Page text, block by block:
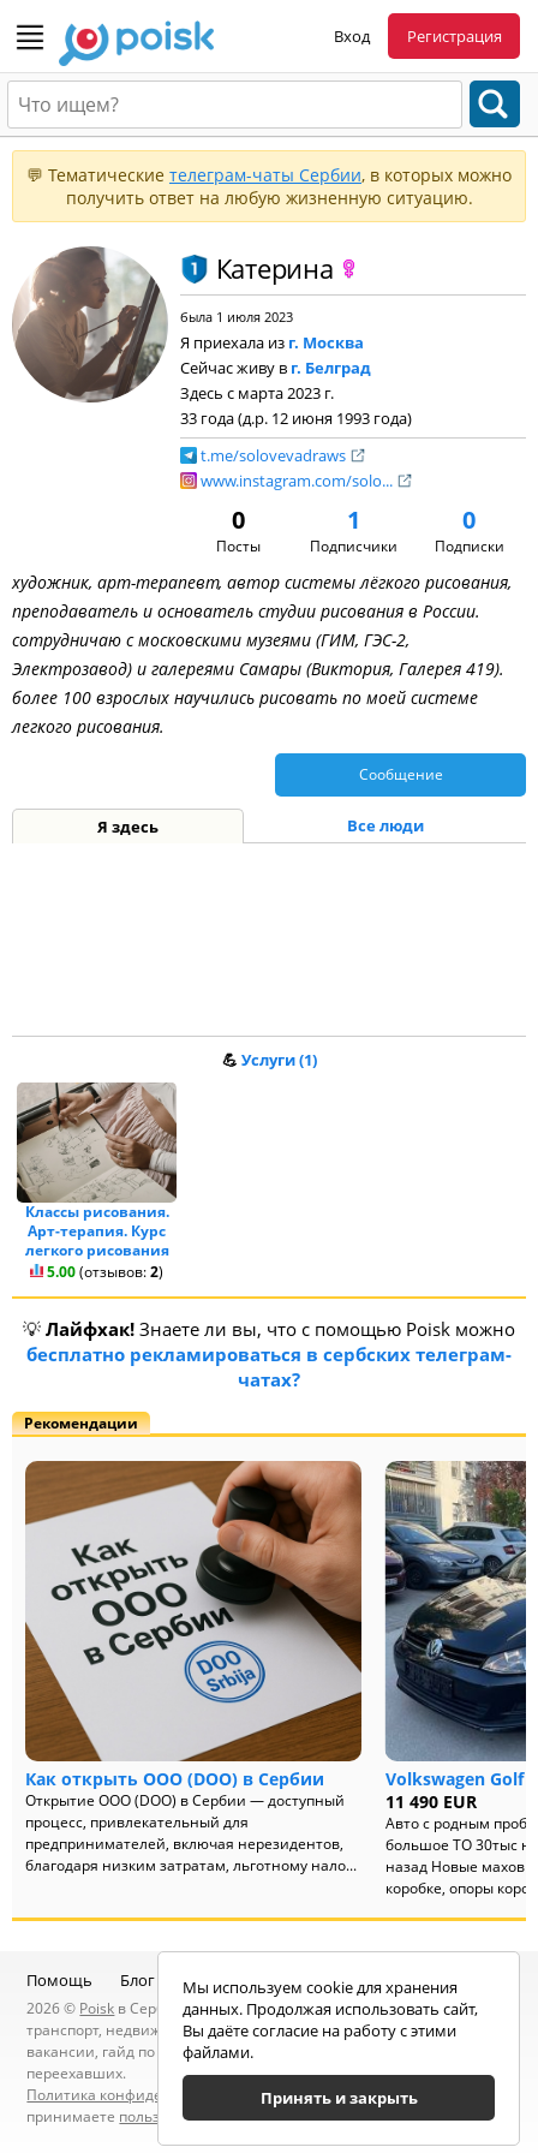
Вход Регистрация
💬 Тематические телеграм-чаты Сербии, в которых можно
получить ответ на любую жизненную ситуацию.
Катерина
была 1 июля 2023
Я приехала из г. Москва
Сейчас живу в г. Белград
Здесь с марта 2023 г.
33 года (д.р. 12 июня 1993 года)
t.me/solovevadraws
www.instagram.com/solo...
0
Посты
1
Подписчики
0
Подписки
художник, арт-терапевт, автор системы лёгкого рисования,
преподаватель и основатель студии рисования в России.
сотрудничаю с московскими музеями (ГИМ, ГЭС-2,
Электрозавод) и галереями Самары (Виктория, Галерея 419).
более 100 взрослых научились рисовать по моей системе
легкого рисования.
Сообщение
Я здесь Все люди
💪 Услуги (1)
Классы рисования.
Арт-терапия. Курс
легкого рисования
5.00(отзывов:2)
💡 Лайфхак! Знаете ли вы, что с помощью Poisk можно
бесплатно рекламироваться в сербских телеграм-
чатах?
Рекомендации
Как открыть ООО (DOO) в Сербии
Открытие ООО (DOO) в Сербии — доступный
процесс, привлекательный для
предпринимателей, включая нерезидентов,
благодаря низким затратам, льготному нало...
Volkswagen Golf
11 490 EUR
Авто с родным
большое ТО 30тыс
назад Новые
коробке, опоры
Помощь Блог Telegram-канал Чат
2026 © Poisk в Сербии — услуги специалистов, объявления:
транспорт, недвижимость, электроника, мебель, работа и
вакансии, гайд по Сербии, статьи, новости, посты людей, карта
переехавших.
Политика конфиденциальности
. Находясь на сайте вы
принимаете пользовательское соглашение.
Мы используем cookie для хранения
данных. Продолжая использовать сайт,
Вы даёте согласие на работу с этими
файлами.
Принять и закрыть